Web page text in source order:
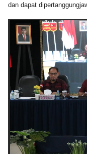
dan dapat